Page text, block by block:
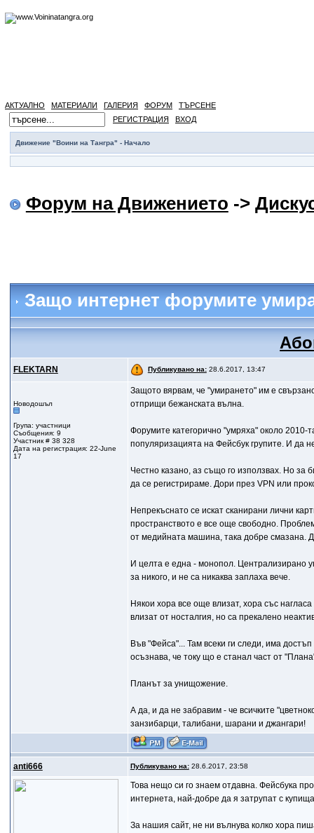
АКТУАЛНО МАТЕРИАЛИ ГАЛЕРИЯ ФОРУМ
ТЪРСЕНЕ
РЕГИСТРАЦИЯ
ВХОД
Движение "Воини на Тангра" - Начало
Форум на Движението ->
Защо интернет форумите
FLEKTARN Публикувано на:28.6.2017, 13:47
Новодошъл
Група: участници
Съобщения: 9
Участник # 38 328
Дата на регистрация: 22-June
17
Защото вярвам, че "умирането" им е
отприщи бежанската вълна.
Форумите категорично "умряха" около 2010-
популяризацията на Фейсбук групите. И да
Честно казано, аз също го използвах. Но
да се регистрираме. Дори през VPN или
Непрекъснато се искат сканирани лични
пространството е все още свободно.
от медийната машина, така добре смазана.
И целта е една - монопол. Централизирано
за никого, и не са никаква заплаха вече.
Някои хора все още влизат, хора със
влизат от носталгия, но са прекалено
Във "Фейса"... Там всеки ги следи, има
осъзнава, че току що е станал част от
Планът за унищожение.
А да, и да не забравим - че всичките
занзибарци, талибани, шарани и джангари!
anti666 Публикувано на:28.6.2017, 23:58
Това нещо си го знаем отдавна. Фейсбука
интернета, най-добре да я затрупат с
За нашия сайт, не ни вълнува колко хора